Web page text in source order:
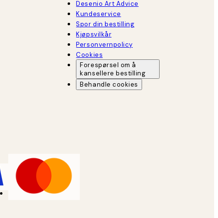
Desenio Art Advice
Kundeservice
Spor din bestilling
Kjøpsvilkår
Personvernpolicy
Cookies
Forespørsel om å
kansellere bestilling
Behandle cookies